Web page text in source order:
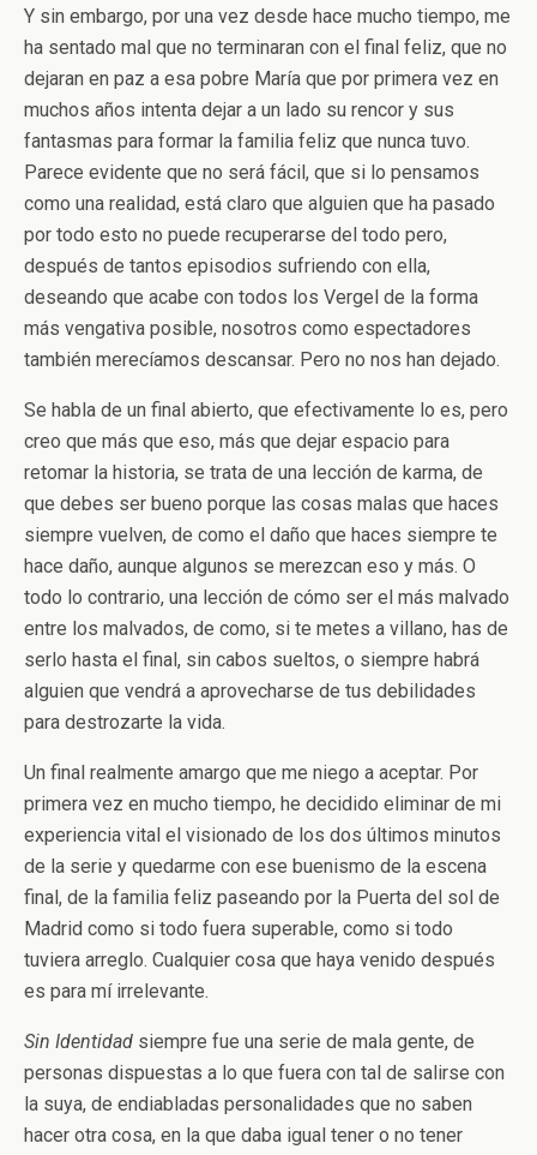
Y sin embargo, por una vez desde hace mucho tiempo, me
ha sentado mal que no terminaran con el final feliz, que no
dejaran en paz a esa pobre María que por primera vez en
muchos años intenta dejar a un lado su rencor y sus
fantasmas para formar la familia feliz que nunca tuvo.
Parece evidente que no será fácil, que si lo pensamos
como una realidad, está claro que alguien que ha pasado
por todo esto no puede recuperarse del todo pero,
después de tantos episodios sufriendo con ella,
deseando que acabe con todos los Vergel de la forma
más vengativa posible, nosotros como espectadores
también merecíamos descansar. Pero no nos han dejado.
Se habla de un final abierto, que efectivamente lo es, pero
creo que más que eso, más que dejar espacio para
retomar la historia, se trata de una lección de karma, de
que debes ser bueno porque las cosas malas que haces
siempre vuelven, de como el daño que haces siempre te
hace daño, aunque algunos se merezcan eso y más. O
todo lo contrario, una lección de cómo ser el más malvado
entre los malvados, de como, si te metes a villano, has de
serlo hasta el final, sin cabos sueltos, o siempre habrá
alguien que vendrá a aprovecharse de tus debilidades
para destrozarte la vida.
Un final realmente amargo que me niego a aceptar. Por
primera vez en mucho tiempo, he decidido eliminar de mi
experiencia vital el visionado de los dos últimos minutos
de la serie y quedarme con ese buenismo de la escena
final, de la familia feliz paseando por la Puerta del sol de
Madrid como si todo fuera superable, como si todo
tuviera arreglo. Cualquier cosa que haya venido después
es para mí irrelevante.
Sin Identidad siempre fue una serie de mala gente, de
personas dispuestas a lo que fuera con tal de salirse con
la suya, de endiabladas personalidades que no saben
hacer otra cosa, en la que daba igual tener o no tener